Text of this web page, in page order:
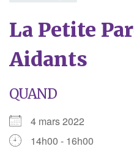
La Petite
Aidants
QUAND
4 mars 2022
14h00 - 16h00